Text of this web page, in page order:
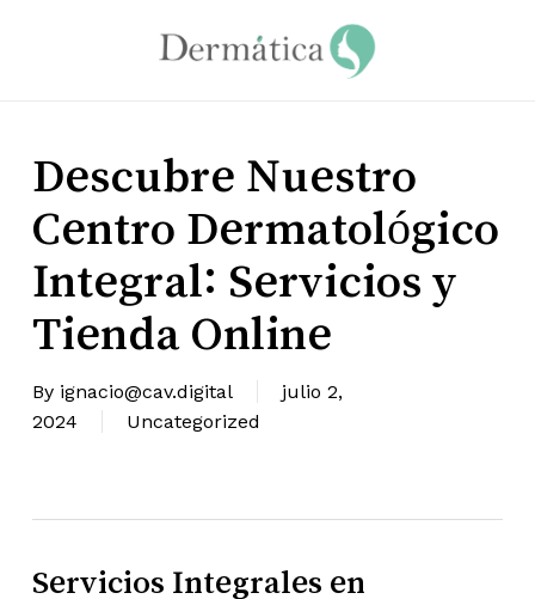
Descubre Nuestro
Centro Dermatológico
Integral: Servicios y
Tienda Online
By ignacio@cav.digital
julio 2,
2024
Uncategorized
Servicios Integrales en